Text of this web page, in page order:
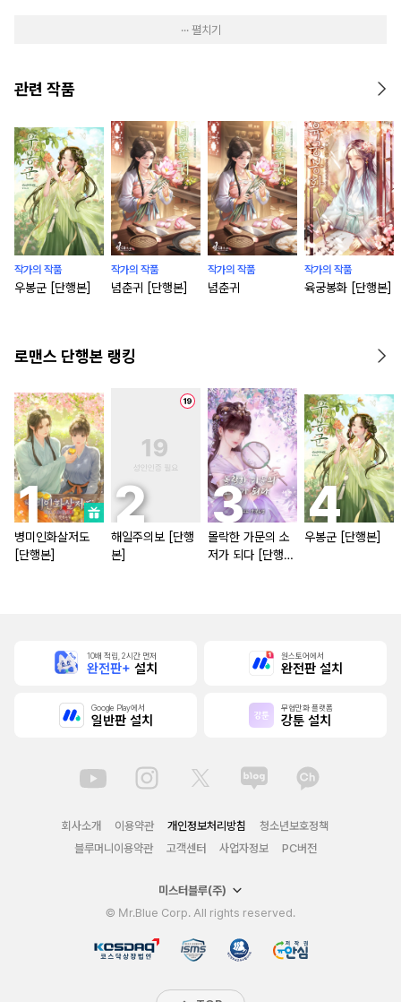
··· 펼치기
관련 작품
작가의 작품
우봉군 [단행본]
작가의 작품
념춘귀 [단행본]
작가의 작품
념춘귀
작가의 작품
육궁봉화 [단행본]
로맨스 단행본 랭킹
병미인화살저도
[단행본]
해일주의보 [단행
본]
몰락한 가문의 소
저가 되다 [단행
우봉군 [단행본]
10배 적립, 2시간 먼저
완전판+ 설치
원스토어에서
완전판 설치
Google Play에서
일반판 설치
무협만화 플랫폼
강툰 설치
회사소개 이용약관 개인정보처리방침
청소년보호정책
블루머니이용약관
고객센터 사업자정보 PC버전
미스터블루(주)
© Mr.Blue Corp. All rights reserved.